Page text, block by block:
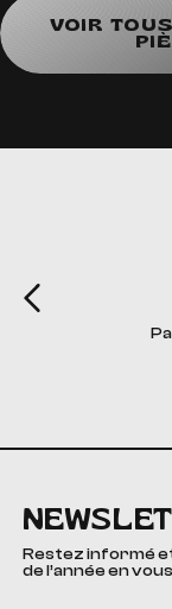
VOIR
Restez informé
de l’année en